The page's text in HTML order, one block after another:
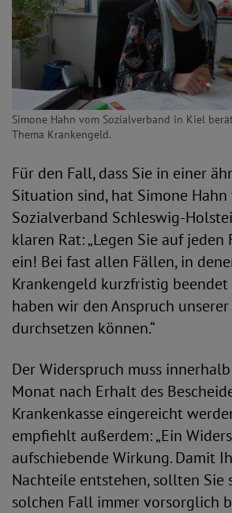
Simone Hahn vom Sozialverband in Kiel
Thema Krankengeld.
Für den Fall, dass Sie in einer
Situation sind, hat Simone Hahn
Sozialverband Schleswig-
klaren Rat: „Legen Sie auf
ein! Bei fast allen Fällen, in
Krankengeld kurzfristig
haben wir den Anspruch
durchsetzen können.“
Der Widerspruch muss
Monat nach Erhalt des
Krankenkasse eingereicht
empfiehlt außerdem: „Ein
aufschiebende Wirkung. Damit
Nachteile entstehen, sollten Sie
solchen Fall immer vorsorglich